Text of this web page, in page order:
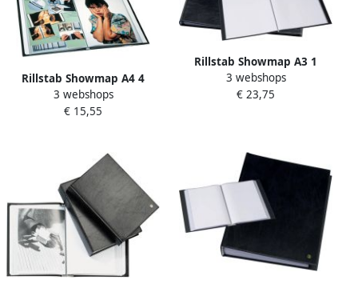
Rillstab Showmap A4 4
kanaals 40-tassen zwart
3 webshops
€ 15,55
Rillstab Showmap A3 1
kanaals 12-tassen zwart
3 webshops
€ 23,75